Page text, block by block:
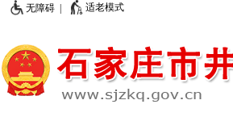
无障碍 | 适老模式